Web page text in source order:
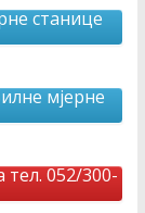
станице
мјерне
тел. 052/300-